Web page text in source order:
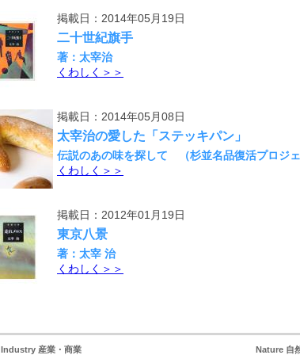
掲載日：2014年05月19日
二十世紀旗手
著：太宰治
くわしく＞＞
掲載日：2014年05月08日
太宰治の愛した「ステッキパン」
伝説のあの味を探して （杉並名品復活プロジ
くわしく＞＞
掲載日：2012年01月19日
東京八景
著：太宰 治
くわしく＞＞
Industry 産業・商業
Nature 自